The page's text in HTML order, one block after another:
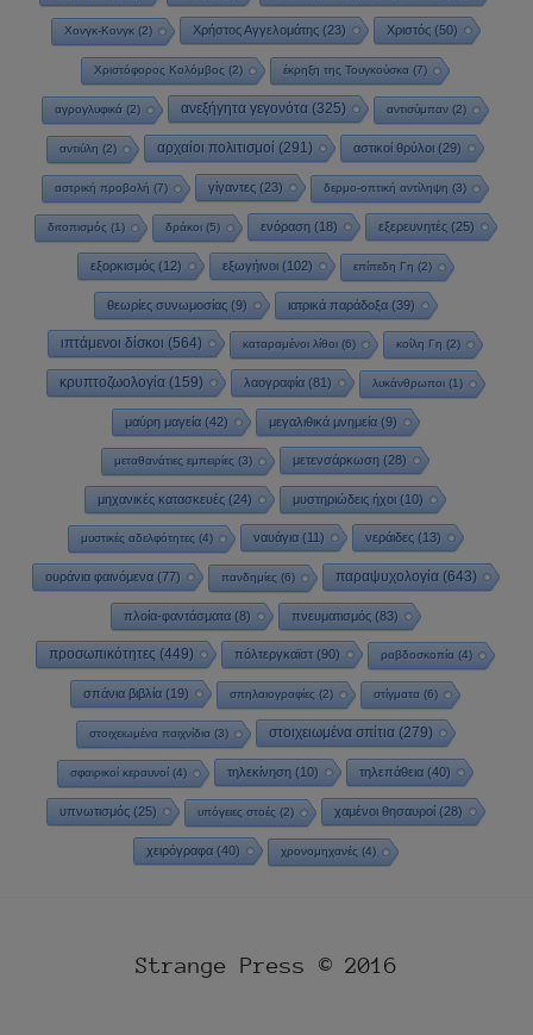
Χονγκ-Κονγκ(2) Χρήστος Αγγελομάτης(23) Χριστός(50)
Χριστόφορος Κολόμβος (2) έκρηξη της Τουγκούσκα (7)
αγρογλυφικά (2) ανεξήγητα γεγονότα (325) αντισύμπαν (2)
αντιύλη (2) αρχαίοι πολιτισμοί (291) αστικοί θρύλοι (29)
αστρική προβολή (7) γίγαντες (23) δερμο-οπτική αντίληψη (3)
διτοπισμός (1) δράκοι(5) ενόραση(18) εξερευνητές(25)
εξορκισμός(12) εξωγήινοι(102) επίπεδη Γη (2)
θεωρίες συνωμοσίας(9) ιατρικά παράδοξα(39)
ιπτάμενοι δίσκοι (564) καταραμένοι λίθοι (6) κοίλη Γη (2)
κρυπτοζωολογία(159) λαογραφία(81) λυκάνθρωποι(1)
μαύρη μαγεία(42) μεγαλιθικά μνημεία(9)
μεταθανάτιες εμπειρίες (3) μετενσάρκωση (28)
μηχανικές κατασκευές (24) μυστηριώδεις ήχοι (10)
μυστικές αδελφότητες (4) ναυάγια(11) νεράιδες(13)
ουράνια φαινόμενα(77) πανδημίες (6) παραψυχολογία(643)
πλοία-φαντάσματα(8) πνευματισμός(83)
προσωπικότητες (449) πόλτεργκαϊστ(90) ραβδοσκοπία (4)
σπάνια βιβλία (19) σπηλαιογραφίες (2) στίγματα (6)
στοιχειωμένα παιχνίδια(3) στοιχειωμένα σπίτια(279)
σφαιρικοί κεραυνοί (4) τηλεκίνηση (10) τηλεπάθεια (40)
υπνωτισμός(25) υπόγειες στοές (2) χαμένοι θησαυροί(28)
χειρόγραφα(40) χρονομηχανές (4)
Strange Press © 2016